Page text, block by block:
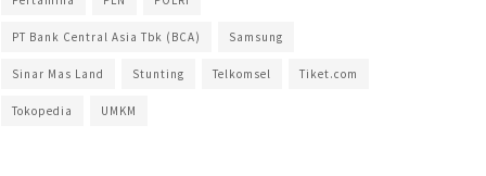
PT Bank Central Asia Tbk (BCA) Samsung
Sinar Mas Land Stunting Telkomsel Tiket.com
Tokopedia UMKM